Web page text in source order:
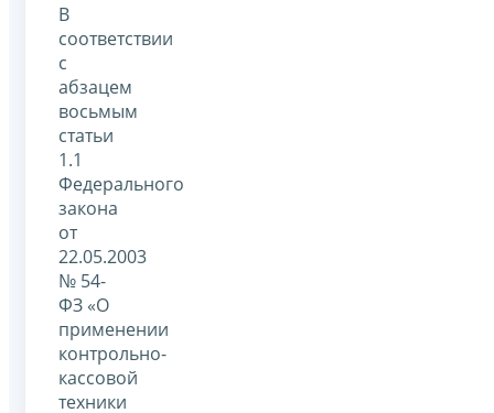
В
соответствии
с
абзацем
восьмым
статьи
1.1
Федерального
закона
от
22.05.2003
№ 54-
ФЗ «О
применении
контрольно-
кассовой
техники